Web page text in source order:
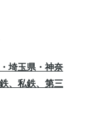
埼玉県・神奈
、私鉄、第三